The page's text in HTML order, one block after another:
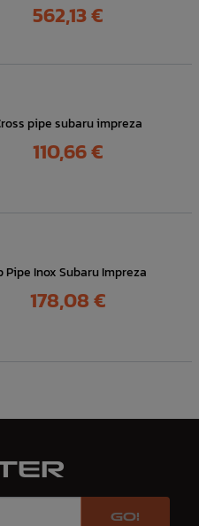
Prix
562,13 €
pipe subaru impreza
Prix
110,66 €
Pipe Inox Subaru Impreza
Prix
178,08 €
GO!